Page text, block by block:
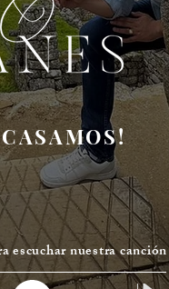
nuestra canción